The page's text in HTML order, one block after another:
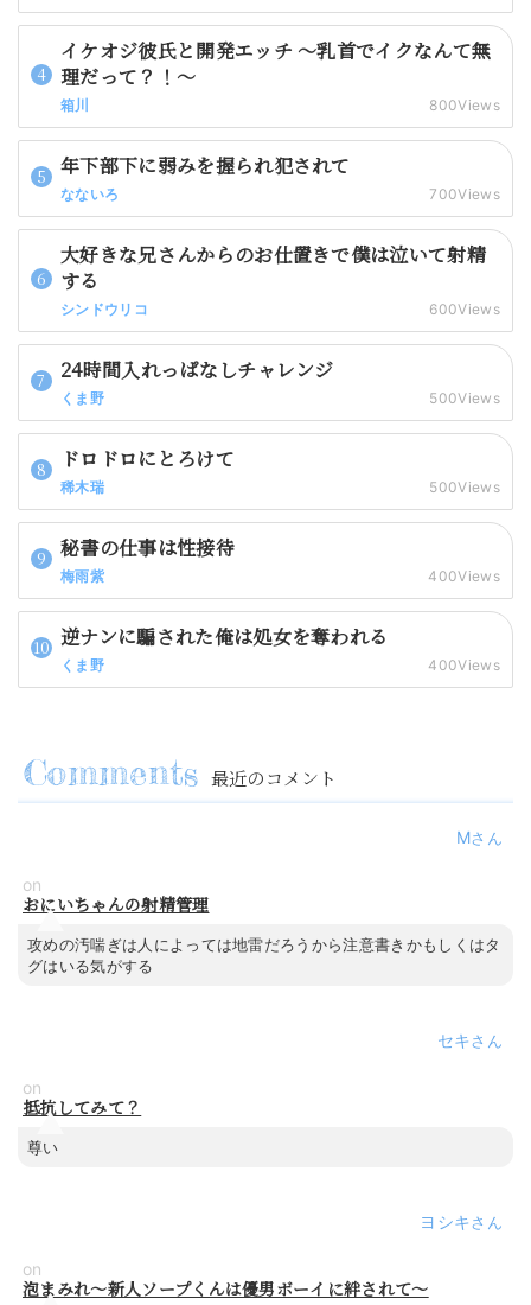
イケオジ彼氏と開発エッチ 〜乳首でイクなんて無
理だって？！〜
箱川 800Views
年下部下に弱みを握られ犯されて
なないろ 700Views
大好きな兄さんからのお仕置きで僕は泣いて射精
する
シンドウリコ 600Views
24時間入れっぱなしチャレンジ
くま野 500Views
ドロドロにとろけて
稀木瑞 500Views
秘書の仕事は性接待
梅雨紫 400Views
逆ナンに騙された俺は処女を奪われる
くま野 400Views
最近のコメント
M
on
おにいちゃんの射精管理
攻めの汚喘ぎは人によっては地雷だろうから注意書きかもしくはタ
グはいる気がする
セキ
on
抵抗してみて？
尊い
ヨシキ
on
泡まみれ～新人ソープくんは優男ボーイに絆されて～